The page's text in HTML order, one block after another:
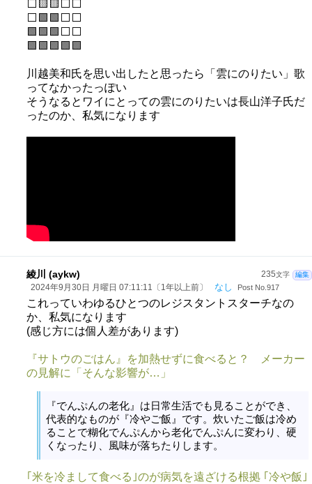
⬜🟨🟨⬜⬜
⬜🟩🟩⬜⬜
🟩🟩🟩⬜⬜
🟩🟩🟩🟩🟩
川越美和氏を思い出したと思ったら「雲にのりたい」歌
ってなかったっぽい
そうなるとワイにとっての雲にのりたいは長山洋子氏だ
ったのか、私気になります
235文字 編集
綾川 (aykw)
2024年9月30日 月曜日 07:11:11〔1年以上前〕 なし Post No.917
これっていわゆるひとつのレジスタントスターチなの
か、私気になります
(感じ方には個人差があります)
『サトウのごはん』を加熱せずに食べると？ メーカー
の見解に「そんな影響が…」
『でんぷんの老化』は日常生活でも見ることができ、
代表的なものが『冷やご飯』です。炊いたご飯は冷め
ることで糊化でんぷんから老化でんぷんに変わり、硬
くなったり、風味が落ちたりします。
｢米を冷まして食べる｣のが病気を遠ざける根拠 ｢冷や飯｣